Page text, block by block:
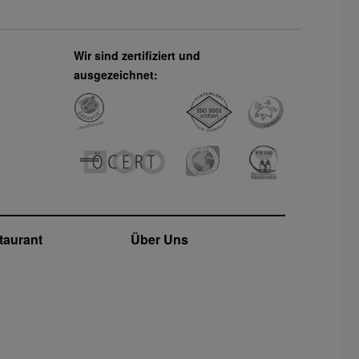
Mai 2027
Jun 2027
Jul 2027
Wir sind zertifiziert und
ausgezeichnet:
Über Uns